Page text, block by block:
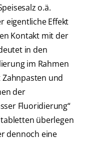
o.ä.
eigentliche Effekt
Kontakt mit der
in den
im Rahmen
und
der
Fluoridierung“
überlegen
dennoch eine